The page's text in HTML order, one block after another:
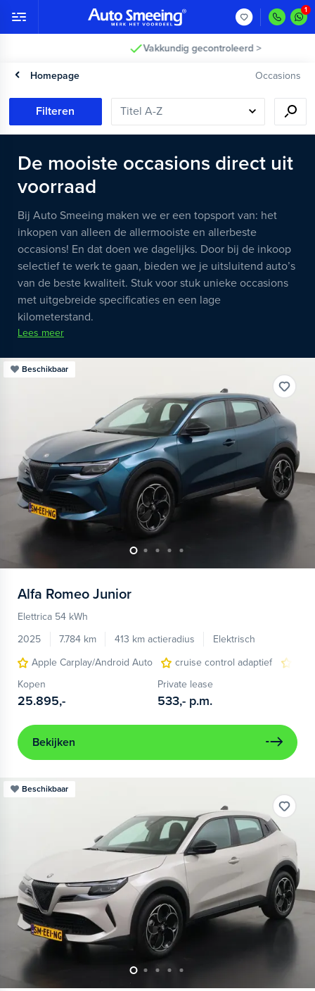
Vakkundig gecontroleerd >
Homepage Occasions
Filteren
De mooiste occasions direct uit
voorraad
Bij Auto Smeeing maken we er een topsport van: het
inkopen van alleen de allermooiste en allerbeste
occasions! En dat doen we dagelijks. Door bij de inkoop
selectief te werk te gaan, bieden we je uitsluitend auto’s
van de beste kwaliteit. Stuk voor stuk unieke occasions
met uitgebreide specificaties en een lage
kilometerstand.
Lees meer
Beschikbaar
Alfa Romeo Junior
Elettrica 54 kWh
2025
7.784 km 413 km actieradius
Elektrisch
Apple Carplay/Android Auto
cruise control adaptief
Kopen
25.895,-
Private lease
533,- p.m.
Bekijken
Beschikbaar